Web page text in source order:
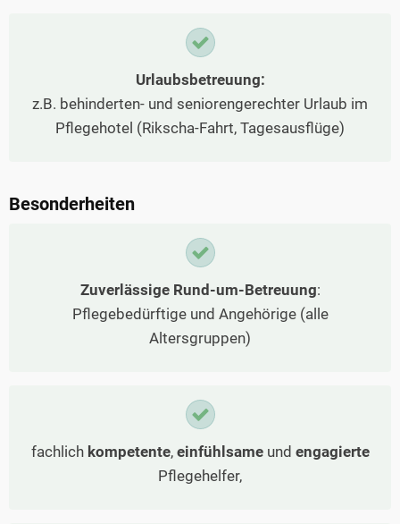
Urlaubsbetreuung:
z.B. behinderten- und seniorengerechter Urlaub im
Pflegehotel (Rikscha-Fahrt, Tagesausflüge)
Besonderheiten
Zuverlässige Rund-um-Betreuung:
Pflegebedürftige und Angehörige (alle
Altersgruppen)
fachlich kompetente, einfühlsameund engagierte
Pflegehelfer,